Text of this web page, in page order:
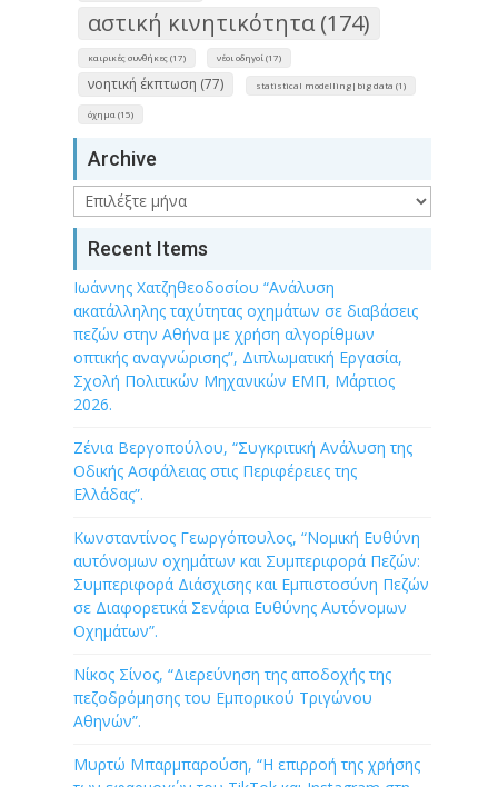
αστική κινητικότητα (174)
καιρικές συνθήκες (17) νέοι οδηγοί (17)
νοητική έκπτωση (77) statistical modelling|big data (1)
όχημα (15)
Archive
Archive
Recent Items
Ιωάννης Χατζηθεοδοσίου “Ανάλυση
ακατάλληλης ταχύτητας οχημάτων σε διαβάσεις
πεζών στην Αθήνα με χρήση αλγορίθμων
οπτικής αναγνώρισης”, Διπλωματική Εργασία,
Σχολή Πολιτικών Μηχανικών ΕΜΠ, Μάρτιος
2026.
Ζένια Βεργοπούλου, “Συγκριτική Ανάλυση της
Οδικής Ασφάλειας στις Περιφέρειες της
Ελλάδας”.
Κωνσταντίνος Γεωργόπουλος, “Νομική Ευθύνη
αυτόνομων οχημάτων και Συμπεριφορά Πεζών:
Συμπεριφορά Διάσχισης και Εμπιστοσύνη Πεζών
σε Διαφορετικά Σενάρια Ευθύνης Αυτόνομων
Οχημάτων”.
Νίκος Σίνος, “Διερεύνηση της αποδοχής της
πεζοδρόμησης του Εμπορικού Τριγώνου
Αθηνών”.
Μυρτώ Μπαρμπαρούση, “Η επιρροή της χρήσης